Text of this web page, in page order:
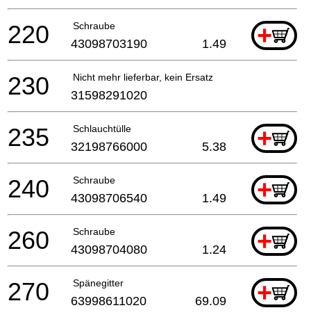
Schraube +
220 43098703190 1.49
Nicht mehr lieferbar, kein Ersatz
230 31598291020
Schlauchtülle +
235 32198766000 5.38
Schraube +
240 43098706540 1.49
Schraube +
260 43098704080 1.24
Spänegitter +
270 63998611020 69.09